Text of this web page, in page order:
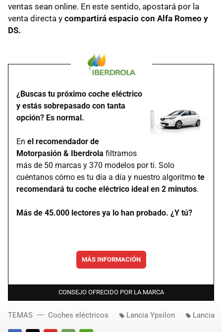
ventas sean online. En este sentido, apostará por la
venta directa y compartirá espacio con Alfa Romeo y
DS.
¿Buscas tu próximo coche eléctrico
y estás sobrepasado con tanta
opción? Es normal.
En el recomendador de
Motorpasión & Iberdrola filtramos
más de 50 marcas y 370 modelos por ti. Solo
cuéntanos cómo es tu día a día y nuestro algoritmo te
recomendará tu coche eléctrico ideal en 2 minutos.
Más de 45.000 lectores ya lo han probado. ¿Y tú?
MÁS INFORMACIÓN
CONSEJO OFRECIDO POR LA MARCA
TEMAS Coches eléctricos Lancia Ypsilon Lancia